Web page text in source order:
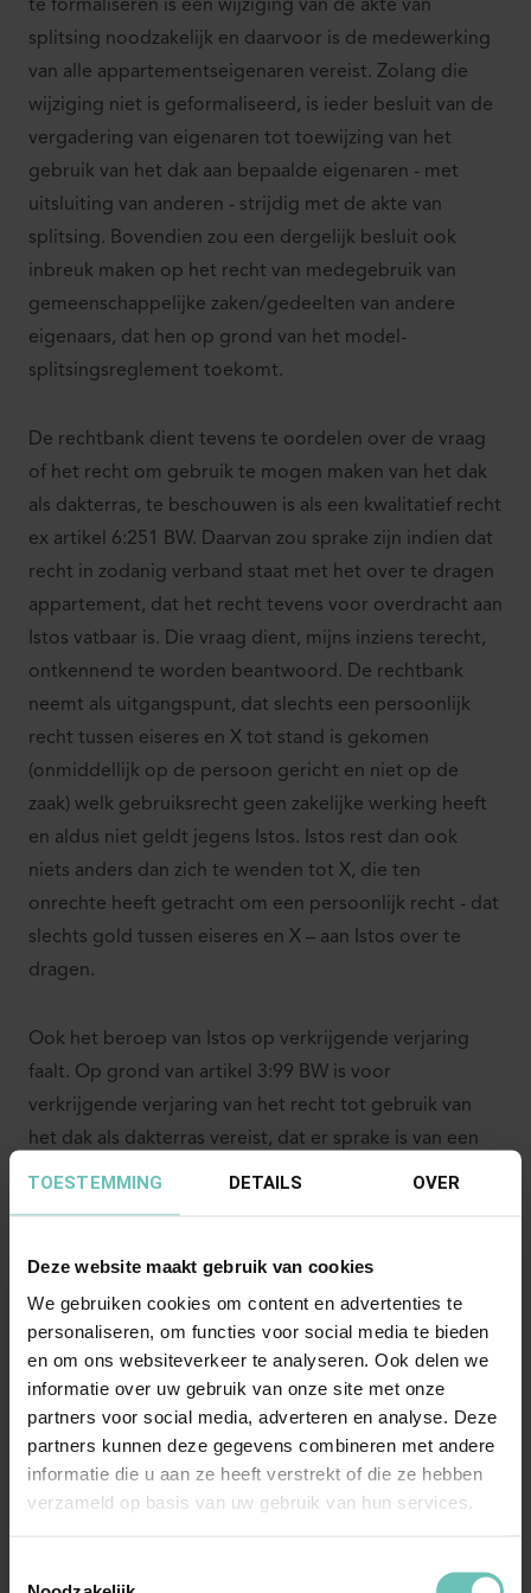
TOESTEMMING DETAILS OVER
Deze website maakt gebruik van cookies
We gebruiken cookies om content en advertenties te
personaliseren, om functies voor social media te bieden
en om ons websiteverkeer te analyseren. Ook delen we
informatie over uw gebruik van onze site met onze
partners voor social media, adverteren en analyse. Deze
partners kunnen deze gegevens combineren met andere
informatie die u aan ze heeft verstrekt of die ze hebben
verzameld op basis van uw gebruik van hun services.
te formaliseren is een wijziging van de akte van
splitsing noodzakelijk en daarvoor is de medewerking
van alle appartementseigenaren vereist. Zolang die
wijziging niet is geformaliseerd, is ieder besluit van de
vergadering van eigenaren tot toewijzing van het
gebruik van het dak aan bepaalde eigenaren - met
uitsluiting van anderen - strijdig met de akte van
splitsing. Bovendien zou een dergelijk besluit ook
inbreuk maken op het recht van medegebruik van
gemeenschappelijke zaken/gedeelten van andere
eigenaars, dat hen op grond van het model-
splitsingsreglement toekomt.
De rechtbank dient tevens te oordelen over de vraag
of het recht om gebruik te mogen maken van het dak
als dakterras, te beschouwen is als een kwalitatief recht
ex artikel 6:251 BW. Daarvan zou sprake zijn indien dat
recht in zodanig verband staat met het over te dragen
appartement, dat het recht tevens voor overdracht aan
Istos vatbaar is. Die vraag dient, mijns inziens terecht,
ontkennend te worden beantwoord. De rechtbank
neemt als uitgangspunt, dat slechts een persoonlijk
recht tussen eiseres en X tot stand is gekomen
(onmiddellijk op de persoon gericht en niet op de
zaak) welk gebruiksrecht geen zakelijke werking heeft
en aldus niet geldt jegens Istos. Istos rest dan ook
niets anders dan zich te wenden tot X, die ten
onrechte heeft getracht om een persoonlijk recht - dat
slechts gold tussen eiseres en X – aan Istos over te
dragen.
Ook het beroep van Istos op verkrijgende verjaring
faalt. Op grond van artikel 3:99 BW is voor
verkrijgende verjaring van het recht tot gebruik van
het dak als dakterras vereist, dat er sprake is van een
onafgebroken bezit van het dakterras te goeder trouw
periode van tien jaren nog niet verstreken als gevolg
van een tijdige stuiting medio 2011. De periode vóór
20 juli 2001 waarin X appartement A2 huurde, wordt
voor de berekening van de verjaringstermijn niet
meegenomen. Dat is mijns inziens ook logisch nu er
alsdan geen sprake is van een daadwerkelijk bezit.
Het beroep van Istos op rechtsverwerking treft tot slot